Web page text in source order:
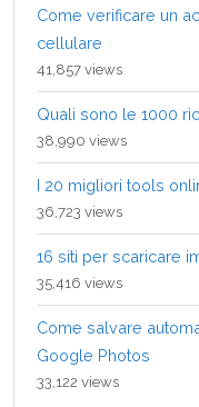
Come verificare un
cellulare
41,857 views
Quali sono le 1000
38,990 views
I 20 migliori tools
36,723 views
16 siti per scaricare
35,416 views
Come salvare
Google Photos
33,122 views